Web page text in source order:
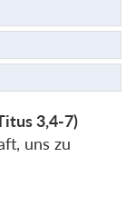
3,4-7)
uns zu